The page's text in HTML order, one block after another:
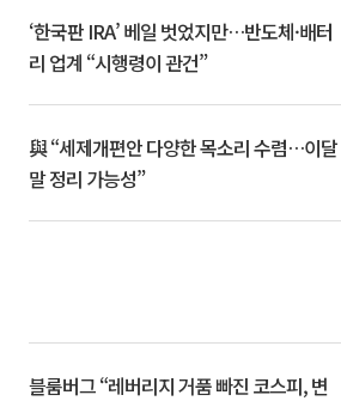
‘한국판 IRA’ 베일 벗었지만…반도체·배터
리 업계 “시행령이 관건”
與 “세제개편안 다양한 목소리 수렴…이달
말 정리 가능성”
블룸버그 “레버리지 거품 빠진 코스피, 변